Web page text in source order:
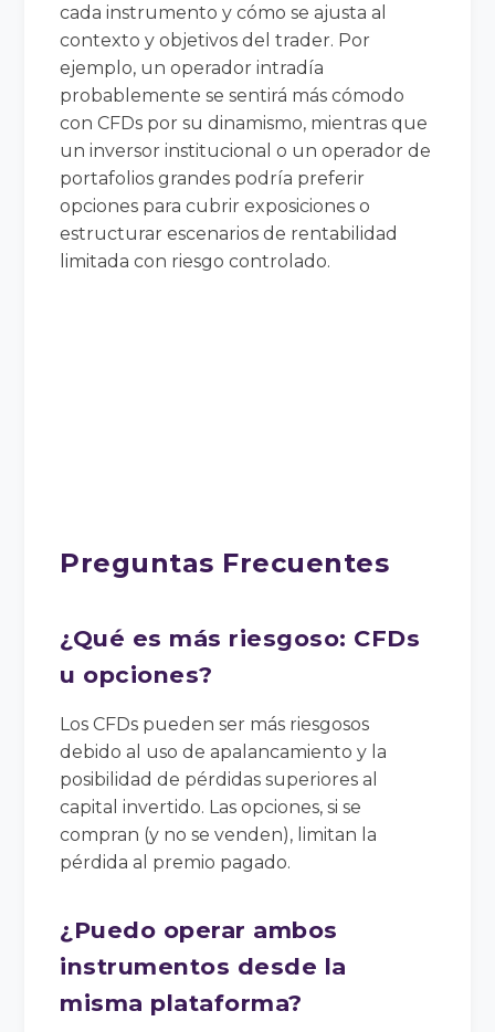
cada instrumento y cómo se ajusta al
contexto y objetivos del trader. Por
ejemplo, un operador intradía
probablemente se sentirá más cómodo
con CFDs por su dinamismo, mientras que
un inversor institucional o un operador de
portafolios grandes podría preferir
opciones para cubrir exposiciones o
estructurar escenarios de rentabilidad
limitada con riesgo controlado.
Preguntas Frecuentes
¿Qué es más riesgoso: CFDs
u opciones?
Los CFDs pueden ser más riesgosos
debido al uso de apalancamiento y la
posibilidad de pérdidas superiores al
capital invertido. Las opciones, si se
compran (y no se venden), limitan la
pérdida al premio pagado.
¿Puedo operar ambos
instrumentos desde la
misma plataforma?